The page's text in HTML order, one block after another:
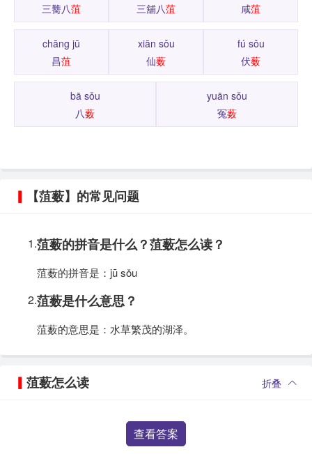
三臡八菹
三舖八菹
咸菹
chāng jū
昌菹
xiān sǒu
仙薮
fú sǒu
伏薮
bā sǒu
八薮
yuān sǒu
冤薮
【菹薮】的常见问题
1.菹薮的拼音是什么？菹薮怎么读？
菹薮的拼音是：jū sǒu
2.菹薮是什么意思？
菹薮的意思是：水草繁茂的湖泽。
菹薮怎么读 折叠
查看答案